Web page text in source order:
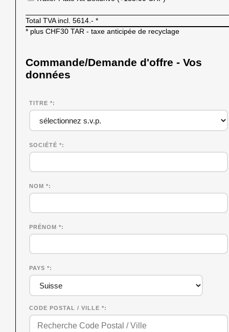
Total TVA incl.5614.- *
* plus CHF30 TAR - taxe anticipée de recyclage
Commande/Demande d'offre - Vos
données
TITRE *
SOCIÉTÉ*
NOM*
PRÉNOM*
PAYS *
CODE POSTAL / VILLE *